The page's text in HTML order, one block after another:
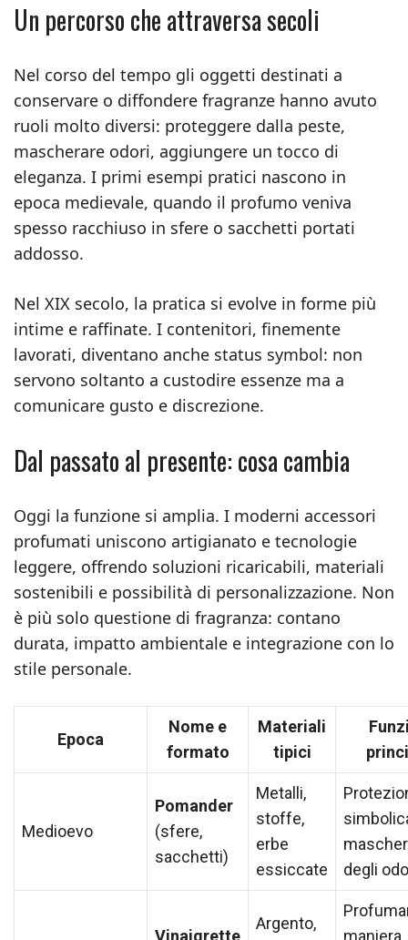
Un percorso che attraversa secoli
Nel corso del tempo gli oggetti destinati a
conservare o diffondere fragranze hanno avuto
ruoli molto diversi: proteggere dalla peste,
mascherare odori, aggiungere un tocco di
eleganza. I primi esempi pratici nascono in
epoca medievale, quando il profumo veniva
spesso racchiuso in sfere o sacchetti portati
addosso.
Nel XIX secolo, la pratica si evolve in forme più
intime e raffinate. I contenitori, finemente
lavorati, diventano anche status symbol: non
servono soltanto a custodire essenze ma a
comunicare gusto e discrezione.
Dal passato al presente: cosa cambia
Oggi la funzione si amplia. I moderni accessori
profumati uniscono artigianato e tecnologie
leggere, offrendo soluzioni ricaricabili, materiali
sostenibili e possibilità di personalizzazione. Non
è più solo questione di fragranza: contano
durata, impatto ambientale e integrazione con lo
stile personale.
Epoca
Nome e
formato
Materiali
tipici
Medioevo
Pomander
(sfere,
sacchetti)
Metalli,
stoffe,
erbe
essiccate
degli
Vinaigrette
Argento,
maniera